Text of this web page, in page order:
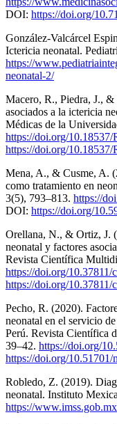
DOI: https://doi.org/
González-Valcárcel
Ictericia neonatal.
https://
neonatal-2/
Macero, R., Piedra, J.,
asociados a la ictericia
Médicas de la
https://doi.org/
https://doi.org/
Mena, A., & Cusme, A.
como tratamiento en
3(5), 793–813. https://
DOI: https://doi.org/
Orellana, N., & Ortiz, J.
neonatal y factores
Revista Científica
https://doi.org/10.37811/
https://doi.org/10.37811/
Pecho, R. (2020).
neonatal en el servicio
Perú. Revista Científica
39–42. https://doi.org/
https://doi.org/10.51701/
Robledo, Z. (2019).
neonatal. Instituto
https://